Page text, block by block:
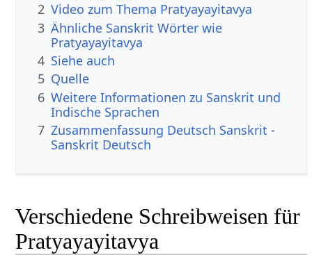
2 Video zum Thema Pratyayayitavya
3 Ähnliche Sanskrit Wörter wie
Pratyayayitavya
4 Siehe auch
5 Quelle
6 Weitere Informationen zu Sanskrit und
Indische Sprachen
7 Zusammenfassung Deutsch Sanskrit -
Sanskrit Deutsch
Verschiedene Schreibweisen für
Pratyayayitavya